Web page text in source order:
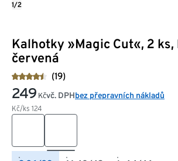
Kalhotky »Magic Cut«, 2 ks,
červená
(19)
249 Kč
Kč/ks 124
vč. DPHbez přepravních nákladů
1/2